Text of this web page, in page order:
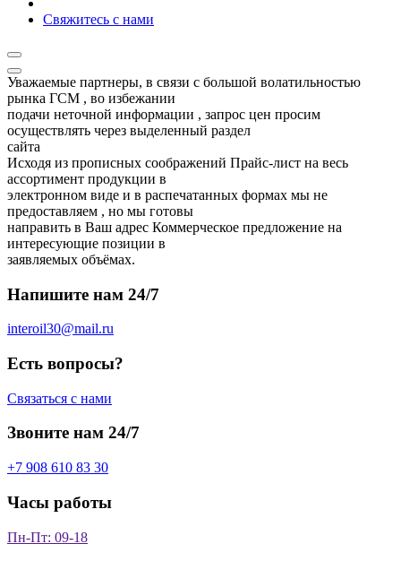
Свяжитесь с нами
Уважаемые партнеры, в связи с большой волатильностью
рынка ГСМ , во избежании
подачи неточной информации , запрос цен просим
осуществлять через выделенный раздел
сайта
Исходя из прописных соображений Прайс-лист на весь
ассортимент продукции в
электронном виде и в распечатанных формах мы не
предоставляем , но мы готовы
направить в Ваш адрес Коммерческое предложение на
интересующие позиции в
заявляемых объёмах.
Напишите нам 24/7
interoil30@mail.ru
Есть вопросы?
Связаться с нами
Звоните нам 24/7
+7 908 610 83 30
Часы работы
Пн-Пт: 09-18